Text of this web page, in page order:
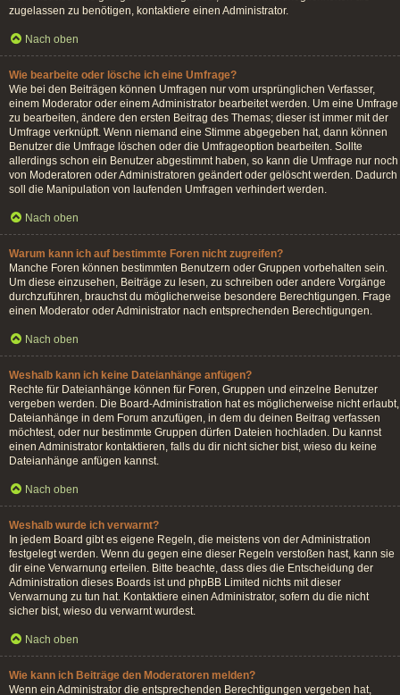
zugelassen zu benötigen, kontaktiere einen Administrator.
Nach oben
Wie bearbeite oder lösche ich eine Umfrage?
Wie bei den Beiträgen können Umfragen nur vom ursprünglichen Verfasser,
einem Moderator oder einem Administrator bearbeitet werden. Um eine Umfrage
zu bearbeiten, ändere den ersten Beitrag des Themas; dieser ist immer mit der
Umfrage verknüpft. Wenn niemand eine Stimme abgegeben hat, dann können
Benutzer die Umfrage löschen oder die Umfrageoption bearbeiten. Sollte
allerdings schon ein Benutzer abgestimmt haben, so kann die Umfrage nur noch
von Moderatoren oder Administratoren geändert oder gelöscht werden. Dadurch
soll die Manipulation von laufenden Umfragen verhindert werden.
Nach oben
Warum kann ich auf bestimmte Foren nicht zugreifen?
Manche Foren können bestimmten Benutzern oder Gruppen vorbehalten sein.
Um diese einzusehen, Beiträge zu lesen, zu schreiben oder andere Vorgänge
durchzuführen, brauchst du möglicherweise besondere Berechtigungen. Frage
einen Moderator oder Administrator nach entsprechenden Berechtigungen.
Nach oben
Weshalb kann ich keine Dateianhänge anfügen?
Rechte für Dateianhänge können für Foren, Gruppen und einzelne Benutzer
vergeben werden. Die Board-Administration hat es möglicherweise nicht erlaubt,
Dateianhänge in dem Forum anzufügen, in dem du deinen Beitrag verfassen
möchtest, oder nur bestimmte Gruppen dürfen Dateien hochladen. Du kannst
einen Administrator kontaktieren, falls du dir nicht sicher bist, wieso du keine
Dateianhänge anfügen kannst.
Nach oben
Weshalb wurde ich verwarnt?
In jedem Board gibt es eigene Regeln, die meistens von der Administration
festgelegt werden. Wenn du gegen eine dieser Regeln verstoßen hast, kann sie
dir eine Verwarnung erteilen. Bitte beachte, dass dies die Entscheidung der
Administration dieses Boards ist und phpBB Limited nichts mit dieser
Verwarnung zu tun hat. Kontaktiere einen Administrator, sofern du die nicht
sicher bist, wieso du verwarnt wurdest.
Nach oben
Wie kann ich Beiträge den Moderatoren melden?
Wenn ein Administrator die entsprechenden Berechtigungen vergeben hat,